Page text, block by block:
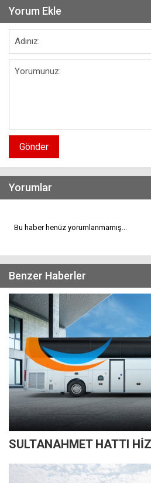
Yorum Ekle
Gönder
Yorumlar
Bu haber henüz yorumlanmamış...
Benzer Haberler
SULTANAHMET HATTI